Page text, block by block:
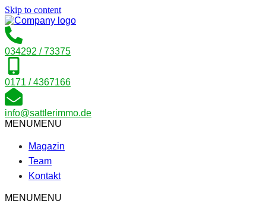
Skip to content
034292 / 73375
0171 / 4367166
info@sattlerimmo.de
MENUMENU
Magazin
Team
Kontakt
MENUMENU